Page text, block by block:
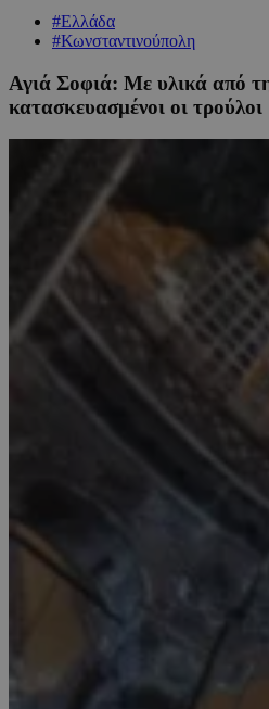
#Ελλάδα
#Κωνσταντινούπολη
Αγιά Σοφιά: Με υλικά από
κατασκευασμένοι οι τρούλοι